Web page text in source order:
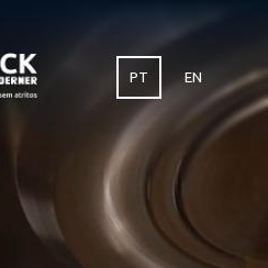
PT EN